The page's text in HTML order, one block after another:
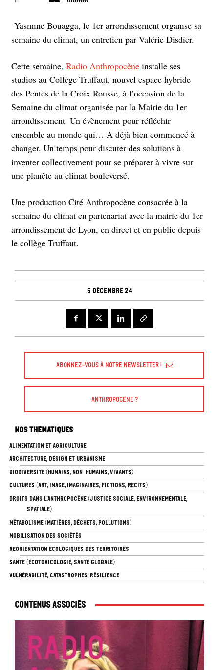
Yasmine Bouagga, le 1er arrondissement organise sa
semaine du climat, un entretien par Valérie Disdier.
Cette semaine, Radio Anthropocène installe ses
studios au Collège Truffaut, nouvel espace hybride
des Pentes de la Croix Rousse, à l’occasion de la
Semaine du climat organisée par la Mairie du 1er
arrondissement. Un évènement pour réfléchir
ensemble au monde qui… A déjà bien commencé à
changer. Un temps pour discuter des solutions à
inventer collectivement pour se préparer à vivre sur
une planète au climat bouleversé.
Une production Cité Anthropocène consacrée à la
semaine du climat en partenariat avec la mairie du 1er
arrondissement de Lyon, en direct et en public depuis
le collège Truffaut.
5 décembre 24
Abonnez-vous à Notre Newsletter !
Anthropocène ?
Nos thématiques
ALIMENTATION ET AGRICULTURE
ARCHITECTURE, DESIGN ET URBANISME
BIODIVERSITÉ (HUMAINS, NON-HUMAINS, VIVANTS)
CULTURES (ART, IMAGE, IMAGINAIRES, FICTIONS, RÉCITS)
DROITS DANS L’ANTHROPOCÈNE (JUSTICE SOCIALE, ENVIRONNEMENTALE,
SPATIALE)
MÉTABOLISME (MATIÈRES, DÉCHETS, POLLUTIONS)
MOBILISATION DES SOCIÉTÉS
RÉORIENTATION ÉCOLOGIQUES DES TERRITOIRES
SANTÉ (ÉCOTOXICOLOGIE, SANTÉ GLOBALE)
VULNÉRABILITÉ, CATASTROPHES, RÉSILIENCE
Contenus associés